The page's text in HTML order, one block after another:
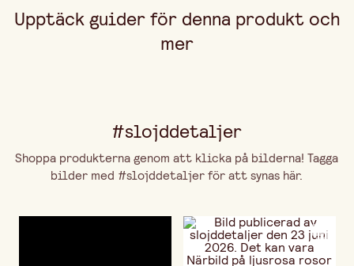
Upptäck guider för denna produkt och
mer
#slojddetaljer
Shoppa produkterna genom att klicka på bilderna! Tagga
bilder med #slojddetaljer för att synas här.